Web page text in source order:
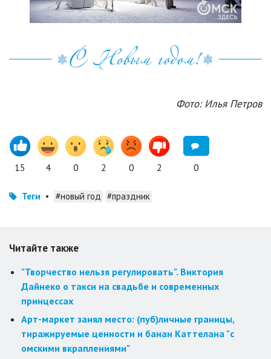
Фото: Илья Петров
15 4 0 2 0 2 0
Теги • #новый год #праздник
Читайте также
"Творчество нельзя регулировать". Виктория
Дайнеко о такси на свадьбе и современных
принцессах
Арт-маркет занял место: (пуб)личные границы,
тиражируемые ценности и банан Каттелана "с
омскими вкраплениями"